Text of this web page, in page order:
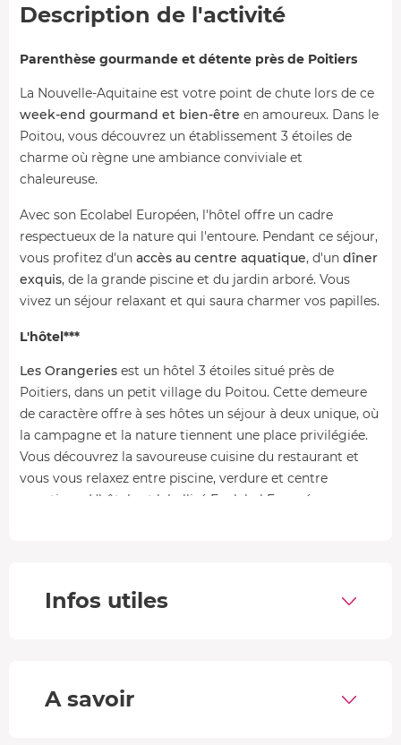
Description de l'activité
Parenthèse gourmande et détente près de Poitiers
La Nouvelle-Aquitaine est votre point de chute lors de ce
week-end gourmand et bien-être en amoureux. Dans le
Poitou, vous découvrez un établissement 3 étoiles de
charme où règne une ambiance conviviale et
chaleureuse.
Avec son Ecolabel Européen, l'hôtel offre un cadre
respectueux de la nature qui l'entoure. Pendant ce séjour,
vous profitez d'un accès au centre aquatique, d'un dîner
exquis, de la grande piscine et du jardin arboré. Vous
vivez un séjour relaxant et qui saura charmer vos papilles.
L'hôtel***
Les Orangeries est un hôtel 3 étoiles situé près de
Poitiers, dans un petit village du Poitou. Cette demeure
de caractère offre à ses hôtes un séjour à deux unique, où
la campagne et la nature tiennent une place privilégiée.
Vous découvrez la savoureuse cuisine du restaurant et
vous vous relaxez entre piscine, verdure et centre
aquatique. L'hôtel est labellisé Ecolabel Européen.
un cadre somptueux. Dans cette bâtisse rénovée du
ème
Exemple de menu à titre indicatif
: gravelaax de truite de
Infos utiles
A savoir